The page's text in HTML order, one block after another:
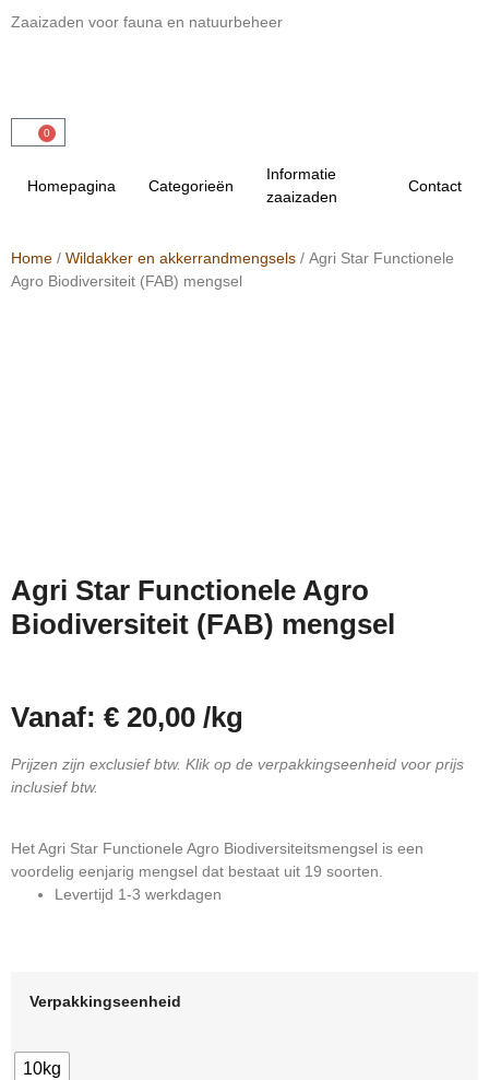
Zaaizaden voor fauna en natuurbeheer
0
Homepagina Categorieën
Informatie
zaaizaden
Contact
Home / Wildakker en akkerrandmengsels / Agri Star Functionele
Agro Biodiversiteit (FAB) mengsel
Agri Star Functionele Agro
Biodiversiteit (FAB) mengsel
Vanaf: € 20,00 /kg
Prijzen zijn exclusief btw. Klik op de verpakkingseenheid voor prijs
inclusief btw.
Het Agri Star Functionele Agro Biodiversiteitsmengsel is een
voordelig eenjarig mengsel dat bestaat uit 19 soorten.
Levertijd 1-3 werkdagen
Verpakkingseenheid
10kg